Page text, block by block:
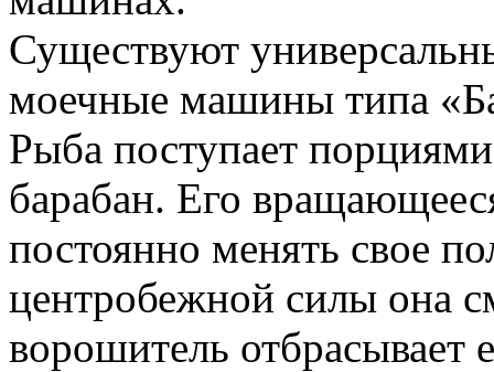
Существуют
моечные машины типа
Рыба поступает
барабан. Его
постоянно менять свое
центробежной силы она
ворошитель отбрасывает